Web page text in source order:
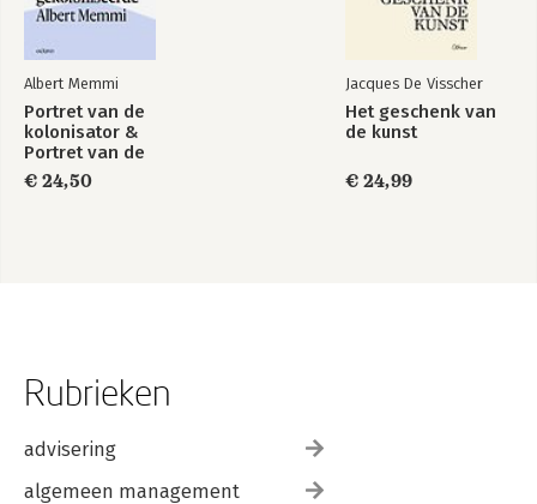
Albert Memmi
Portret van de
kolonisator &
Portret van de
gekoloniseerde
€ 24,50
Jacques De Visscher
Het geschenk van
de kunst
€ 24,99
Rubrieken
advisering
algemeen management